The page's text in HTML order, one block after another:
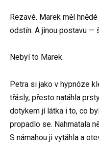
Rezavé. Marek měl
odstín. A jinou postavu —
Nebyl to Marek.
Petra si jako v hypnóze
třásly, přesto natáhla
dotykem jí látka i to, co
propadlo se. Nahmatala
S námahou ji vytáhla a